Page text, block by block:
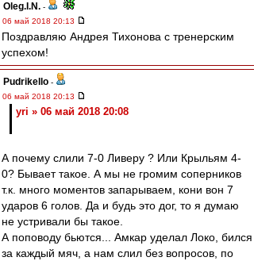
Oleg.I.N. -
06 май 2018 20:13
Поздравляю Андрея Тихонова с тренерским
успехом!
Pudrikello -
06 май 2018 20:13
yri » 06 май 2018 20:08
А почему слили 7-0 Ливеру ? Или Крыльям 4-
0? Бывает такое. А мы не громим соперников
т.к. много моментов запарываем, кони вон 7
ударов 6 голов. Да и будь это дог, то я думаю
не устривали бы такое.
А поповоду бьются... Амкар уделал Локо, бился
за каждый мяч, а нам слил без вопросов, по